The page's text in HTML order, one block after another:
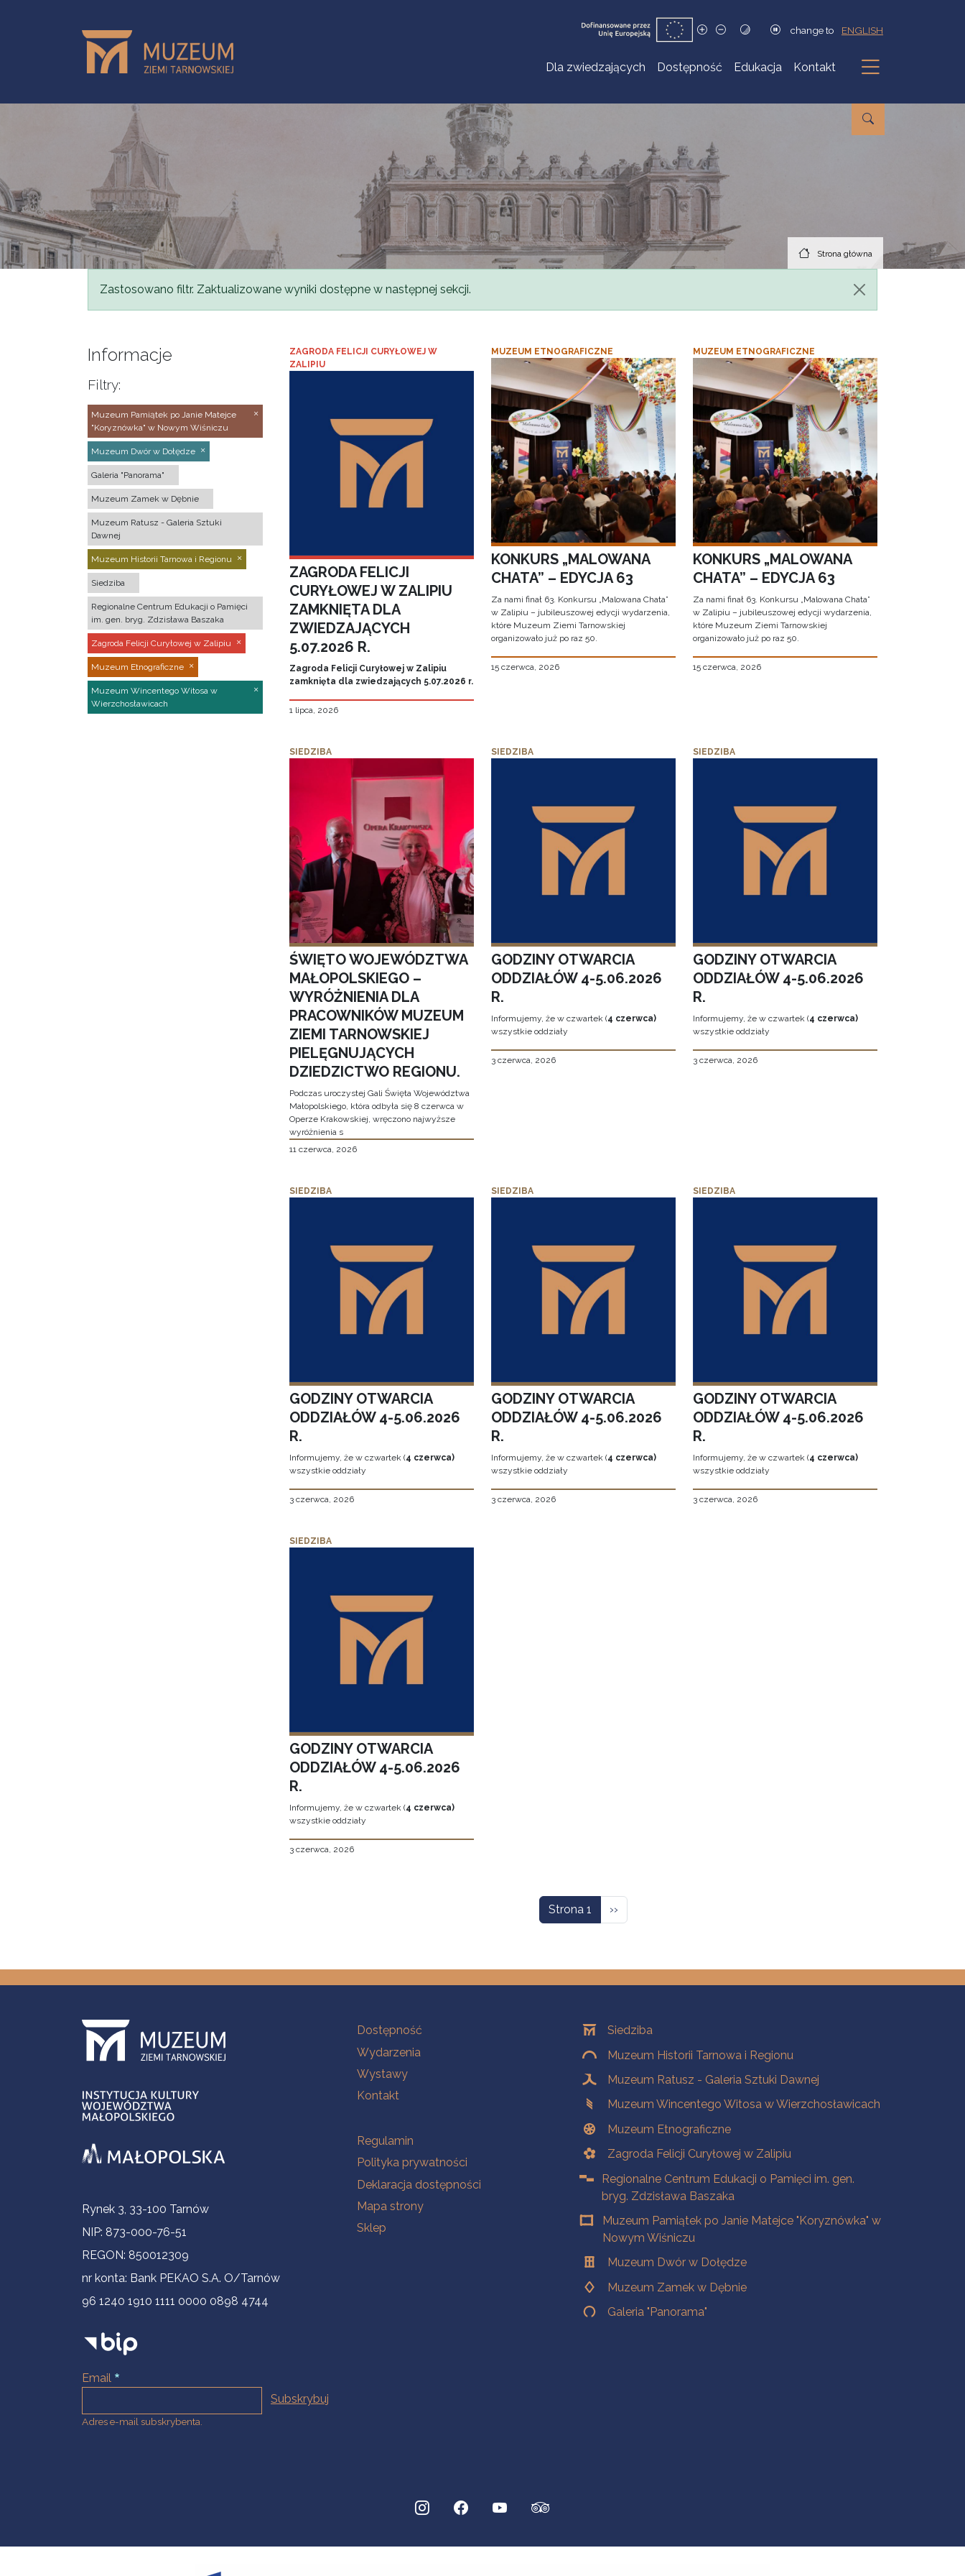
change to ENGLISH
Dla zwiedzających Dostępność Edukacja Kontakt
Podmenu
Strona główna
Komunikat
Zastosowano filtr. Zaktualizowane wyniki dostępne w następnej sekcji.
Informacje
Filtry:
Muzeum Pamiątek po Janie Matejce
"Koryznówka" w Nowym Wiśniczu
Muzeum Dwór w Dołędze
Galeria "Panorama"
Muzeum Zamek w Dębnie
Muzeum Ratusz - Galeria Sztuki
Dawnej
Muzeum Historii Tarnowa i Regionu
Siedziba
Regionalne Centrum Edukacji o Pamięci
im. gen. bryg. Zdzisława Baszaka
Zagroda Felicji Curyłowej w Zalipiu
Muzeum Etnograficzne
Muzeum Wincentego Witosa w
Wierzchosławicach
ZAGRODA FELICJI CURYŁOWEJ W
ZALIPIU
ZAGRODA FELICJI
CURYŁOWEJ W ZALIPIU
ZAMKNIĘTA DLA
ZWIEDZAJĄCYCH
5.07.2026 R.
Zagroda Felicji Curyłowej w Zalipiu
zamknięta dla zwiedzających 5.07.2026 r.
1 lipca, 2026
MUZEUM ETNOGRAFICZNE
KONKURS „MALOWANA
CHATA” – EDYCJA 63
Za nami finał 63. Konkursu „Malowana Chata”
w Zalipiu – jubileuszowej edycji wydarzenia,
które Muzeum Ziemi Tarnowskiej
organizowało już po raz 50.
15 czerwca, 2026
MUZEUM ETNOGRAFICZNE
KONKURS „MALOWANA
CHATA” – EDYCJA 63
Za nami finał 63. Konkursu „Malowana Chata”
w Zalipiu – jubileuszowej edycji wydarzenia,
które Muzeum Ziemi Tarnowskiej
organizowało już po raz 50.
15 czerwca, 2026
SIEDZIBA
ŚWIĘTO WOJEWÓDZTWA
MAŁOPOLSKIEGO –
WYRÓŻNIENIA DLA
PRACOWNIKÓW MUZEUM
ZIEMI TARNOWSKIEJ
PIELĘGNUJĄCYCH
DZIEDZICTWO REGIONU.
Podczas uroczystej Gali Święta Województwa
Małopolskiego, która odbyła się 8 czerwca w
Operze Krakowskiej, wręczono najwyższe
wyróżnienia s
11 czerwca, 2026
SIEDZIBA
GODZINY OTWARCIA
ODDZIAŁÓW 4-5.06.2026
R.
Informujemy, że w czwartek (4 czerwca)
wszystkie oddziały
3 czerwca, 2026
SIEDZIBA
GODZINY OTWARCIA
ODDZIAŁÓW 4-5.06.2026
R.
Informujemy, że w czwartek (4 czerwca)
wszystkie oddziały
3 czerwca, 2026
SIEDZIBA
GODZINY OTWARCIA
ODDZIAŁÓW 4-5.06.2026
R.
Informujemy, że w czwartek (4 czerwca)
wszystkie oddziały
3 czerwca, 2026
SIEDZIBA
GODZINY OTWARCIA
ODDZIAŁÓW 4-5.06.2026
R.
Informujemy, że w czwartek (4 czerwca)
wszystkie oddziały
3 czerwca, 2026
SIEDZIBA
GODZINY OTWARCIA
ODDZIAŁÓW 4-5.06.2026
R.
Informujemy, że w czwartek (4 czerwca)
wszystkie oddziały
3 czerwca, 2026
SIEDZIBA
GODZINY OTWARCIA
ODDZIAŁÓW 4-5.06.2026
R.
Informujemy, że w czwartek (4 czerwca)
wszystkie oddziały
3 czerwca, 2026
Strona 1 Następna strona
››
Informacje kontaktowe
Rynek 3, 33-100 Tarnów
NIP: 873-000-76-51
REGON: 850012309
nr konta: Bank PEKAO S.A. O/Tarnów
96 1240 1910 1111 0000 0898 4744
Email
Adres e-mail subskrybenta.
Na skróty
Dostępność
Wydarzenia
Wystawy
Kontakt
Na skróty
Regulamin
Polityka prywatności
Deklaracja dostępności
Mapa strony
Sklep
OddziałySiedziba
Muzeum Historii Tarnowa i Regionu
Muzeum Ratusz - Galeria Sztuki Dawnej
Muzeum Wincentego Witosa w Wierzchosławicach
Muzeum Etnograficzne
Zagroda Felicji Curyłowej w Zalipiu
Regionalne Centrum Edukacji o Pamięci im. gen.
bryg. Zdzisława Baszaka
Muzeum Pamiątek po Janie Matejce "Koryznówka" w
Nowym Wiśniczu
Muzeum Dwór w Dołędze
Muzeum Zamek w Dębnie
Galeria "Panorama"